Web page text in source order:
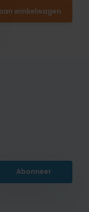
winkelwagen
Abonneer